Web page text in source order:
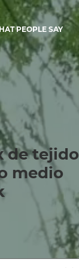
PEOPLE SAY
de tejido
medio